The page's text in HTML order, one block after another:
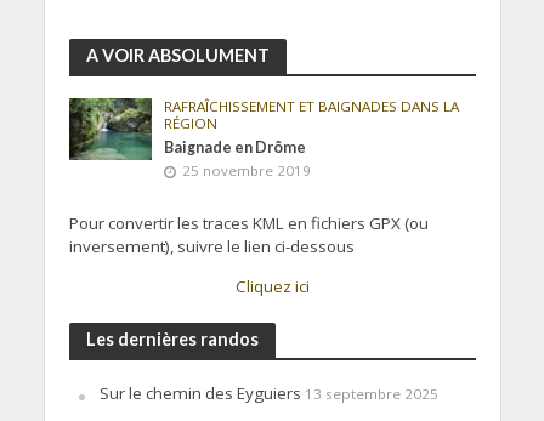
A VOIR ABSOLUMENT
RAFRAÎCHISSEMENT ET BAIGNADES DANS LA
RÉGION
Baignade en Drôme
25 novembre 2019
Pour convertir les traces KML en fichiers GPX (ou
inversement), suivre le lien ci-dessous
Cliquez ici
Les dernières randos
Sur le chemin des Eyguiers 13 septembre 2025